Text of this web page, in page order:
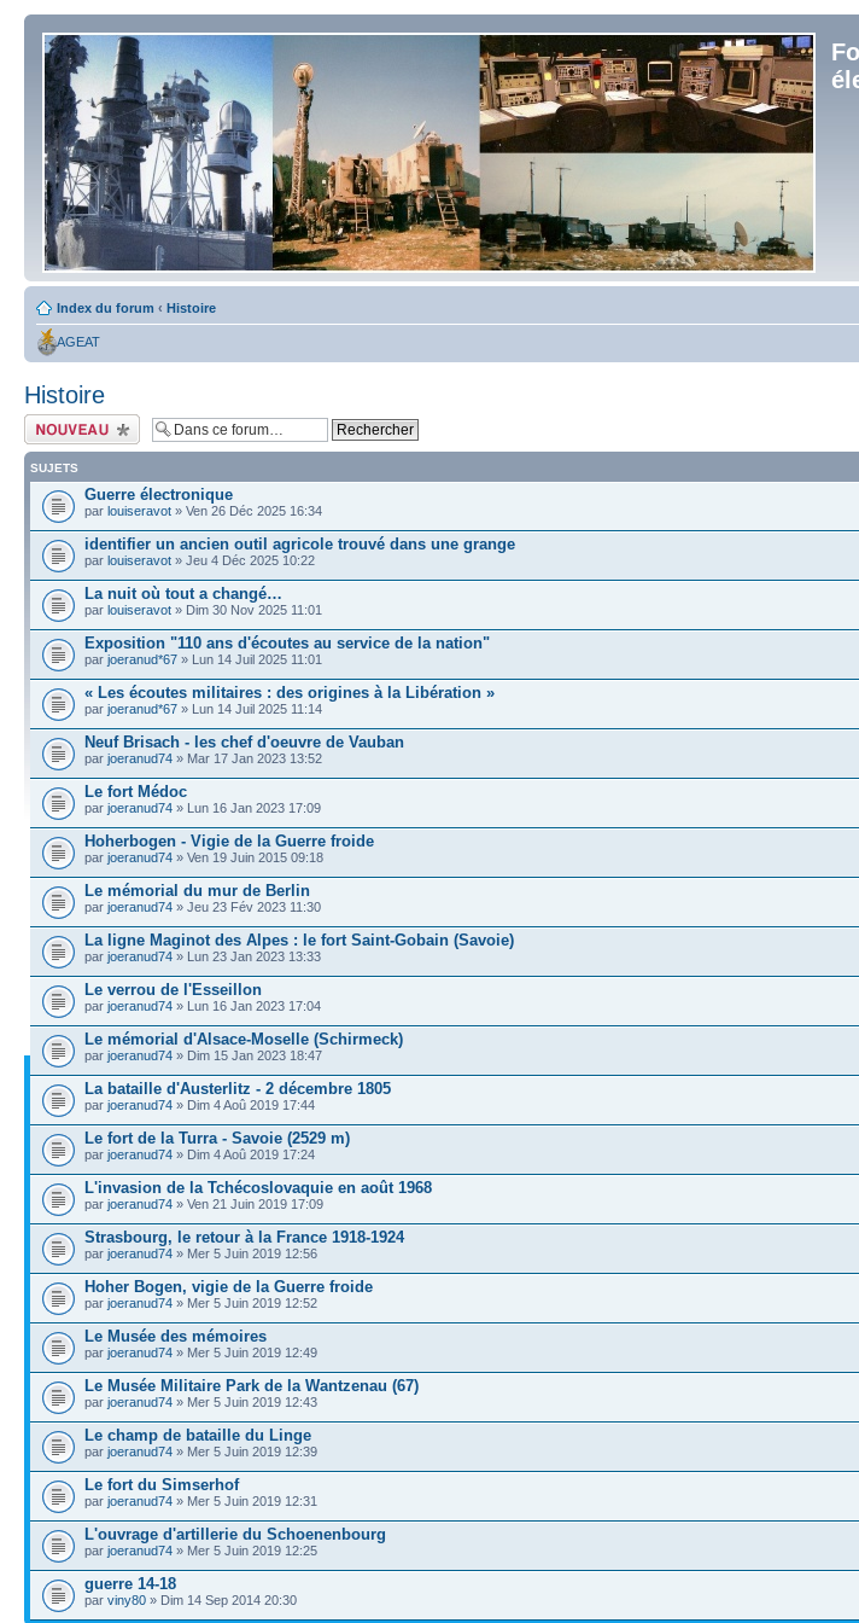
Index du forum ‹ Histoire
AGEAT
Histoire
Écrire un nouveau
sujet
SUJETS
Guerre électronique
par louiseravot » Ven 26 Déc 2025 16:34
identifier un ancien outil agricole trouvé dans une grange
par louiseravot » Jeu 4 Déc 2025 10:22
La nuit où tout a changé…
par louiseravot » Dim 30 Nov 2025 11:01
Exposition "110 ans d'écoutes au service de la nation"
par joeranud*67 » Lun 14 Juil 2025 11:01
« Les écoutes militaires : des origines à la Libération »
par joeranud*67 » Lun 14 Juil 2025 11:14
Neuf Brisach - les chef d'oeuvre de Vauban
par joeranud74 » Mar 17 Jan 2023 13:52
Le fort Médoc
par joeranud74 » Lun 16 Jan 2023 17:09
Hoherbogen - Vigie de la Guerre froide
par joeranud74 » Ven 19 Juin 2015 09:18
Le mémorial du mur de Berlin
par joeranud74 » Jeu 23 Fév 2023 11:30
La ligne Maginot des Alpes : le fort Saint-Gobain (Savoie)
par joeranud74 » Lun 23 Jan 2023 13:33
Le verrou de l'Esseillon
par joeranud74 » Lun 16 Jan 2023 17:04
Le mémorial d'Alsace-Moselle (Schirmeck)
par joeranud74 » Dim 15 Jan 2023 18:47
La bataille d'Austerlitz - 2 décembre 1805
par joeranud74 » Dim 4 Aoû 2019 17:44
Le fort de la Turra - Savoie (2529 m)
par joeranud74 » Dim 4 Aoû 2019 17:24
L'invasion de la Tchécoslovaquie en août 1968
par joeranud74 » Ven 21 Juin 2019 17:09
Strasbourg, le retour à la France 1918-1924
par joeranud74 » Mer 5 Juin 2019 12:56
Hoher Bogen, vigie de la Guerre froide
par joeranud74 » Mer 5 Juin 2019 12:52
Le Musée des mémoires
par joeranud74 » Mer 5 Juin 2019 12:49
Le Musée Militaire Park de la Wantzenau (67)
par joeranud74 » Mer 5 Juin 2019 12:43
Le champ de bataille du Linge
par joeranud74 » Mer 5 Juin 2019 12:39
Le fort du Simserhof
par joeranud74 » Mer 5 Juin 2019 12:31
L'ouvrage d'artillerie du Schoenenbourg
par joeranud74 » Mer 5 Juin 2019 12:25
guerre 14-18
par viny80 » Dim 14 Sep 2014 20:30